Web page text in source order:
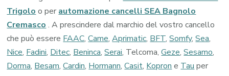
Trigoloo perautomazione cancelli SEA Bagnolo
Cremasco. A prescindere dal marchio del vostro cancello
che può essereFAAC,Came,Aprimatic,BFT,Somfy,Sea,
Nice,Fadini,Ditec,Beninca,Serai, Telcoma,Geze,Sesamo,
Dorma,Besam,Cardin,Hormann,Casit,KoproneTauper